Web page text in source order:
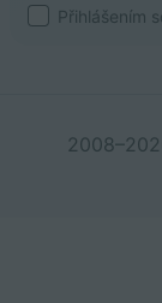
Přihlášením